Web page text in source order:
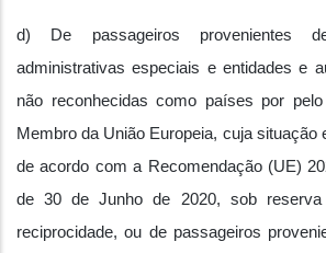
d) De passageiros provenientes
administrativas especiais e entidades e
não reconhecidas como países por
Membro da União Europeia, cuja situação
de acordo com a Recomendação (UE)
de 30 de Junho de 2020, sob reserva
reciprocidade, ou de passageiros